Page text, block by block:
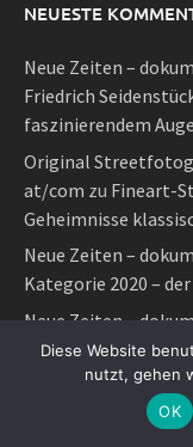
NEUESTE
Neue Zeiten –
Friedrich
faszinierendem
Original
at/com zu Fineart-
Geheimnisse
Neue Zeiten –
Kategorie 2020 –
Neue Zeiten –
Klassische
Henri auf digitale
Neue Zeiten –
Diese Website
nutzt, gehen
OK